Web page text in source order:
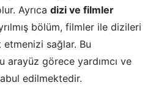
Ayrıca dizi ve filmler
bölüm, filmler ile dizileri
sağlar. Bu
arayüz görece yardımcı ve
edilmektedir.